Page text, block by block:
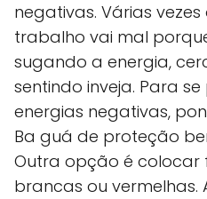
negativas. Várias
trabalho vai mal
sugando a energia,
sentindo inveja. Para
energias negativas,
Ba guá de proteção
Outra opção é colocar
brancas ou vermelhas.